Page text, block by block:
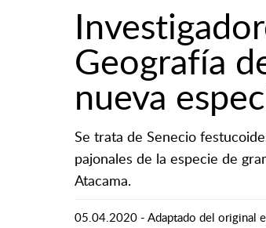
Geografía
nueva
Se trata de Senecio
pajonales de la especie de
Atacama.
05.04.2020 - Adaptado del original